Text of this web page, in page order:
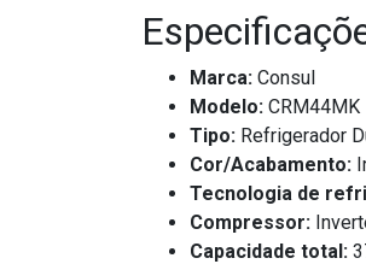
Marca: Consul
Modelo: CRM44MK
Tipo: Refrigerador
Cor/Acabamento:
Tecnologia de
Compressor:
Capacidade total: